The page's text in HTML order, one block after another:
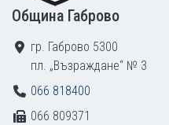
Община Габрово
гр. Габрово 5300
пл. „Възраждане“ № 3
066 818400
066 809371